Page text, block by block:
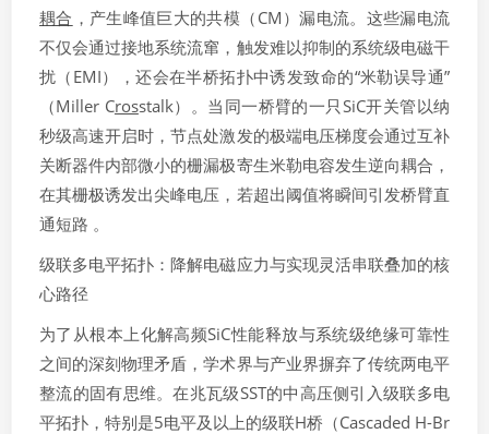
耦合 ，产生峰值巨大的共模（CM）漏电流。这些漏电流
不仅会通过接地系统流窜，触发难以抑制的系统级电磁干
扰（EMI），还会在半桥拓扑中诱发致命的“米勒误导通”
（Miller Crosstalk）。当同一桥臂的一只SiC开关管以纳
秒级高速开启时，节点处激发的极端电压梯度会通过互补
关断器件内部微小的栅漏极寄生米勒电容发生逆向耦合，
在其栅极诱发出尖峰电压，若超出阈值将瞬间引发桥臂直
通短路 。
级联多电平拓扑：降解电磁应力与实现灵活串联叠加的核
心路径
为了从根本上化解高频SiC性能释放与系统级绝缘可靠性
之间的深刻物理矛盾，学术界与产业界摒弃了传统两电平
整流的固有思维。在兆瓦级SST的中高压侧引入级联多电
平拓扑，特别是5电平及以上的级联H桥（Cascaded H-Br